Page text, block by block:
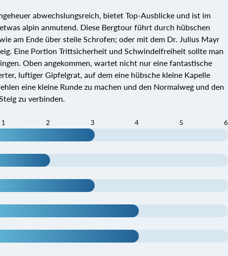
abwechslungsreich, bietet Top-Ausblicke und ist im
alpin anmutend. Diese Bergtour führt durch hübschen
am Ende über steile Schrofen; oder mit dem Dr. Julius Mayr
Eine Portion Trittsicherheit und Schwindelfreiheit sollte man
Oben angekommen, wartet nicht nur eine fantastische
luftiger Gipfelgrat, auf dem eine hübsche kleine Kapelle
eine kleine Runde zu machen und den Normalweg und den
zu verbinden.
1 2 3 4 5 6